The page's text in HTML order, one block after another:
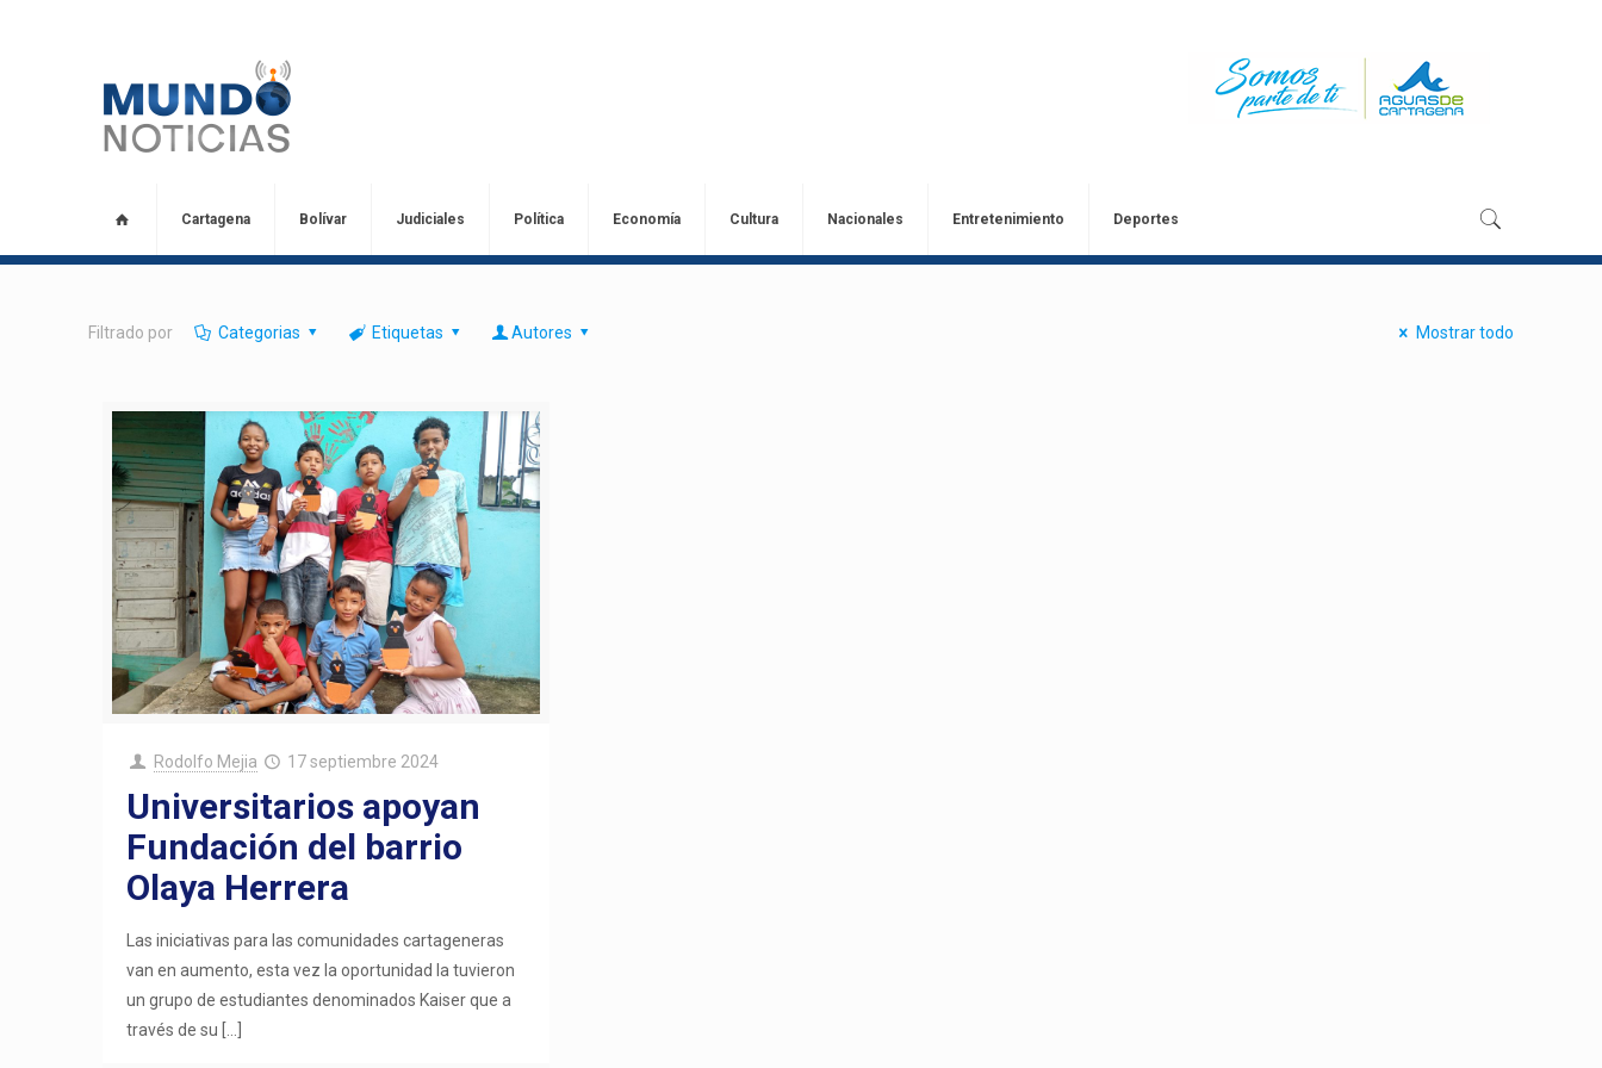
Cartagena Bolívar Judiciales Política Economía Cultura Nacionales Entretenimiento Deportes
Filtrado por Categorias Etiquetas Autores Mostrar todo
Rodolfo Mejia 17 septiembre 2024
Universitarios apoyan
Fundación del barrio
Olaya Herrera
Las iniciativas para las comunidades cartageneras
van en aumento, esta vez la oportunidad la tuvieron
un grupo de estudiantes denominados Kaiser que a
través de su